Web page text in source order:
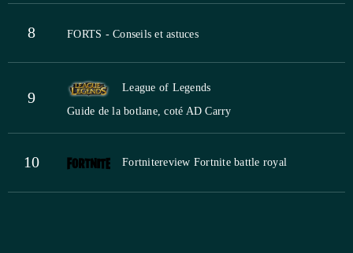
8 FORTS - Conseils et astuces
9
League of Legends
Guide de la botlane, coté AD Carry
10 Fortnitereview Fortnite battle royal